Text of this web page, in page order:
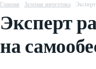
Главная Зеленая энергетика
Эксперт
на